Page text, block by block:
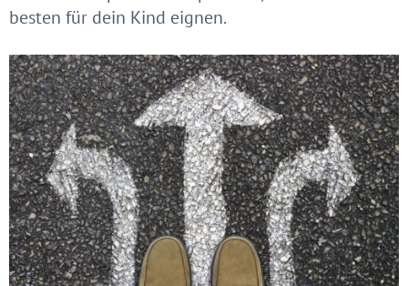
besten für dein Kind eignen.